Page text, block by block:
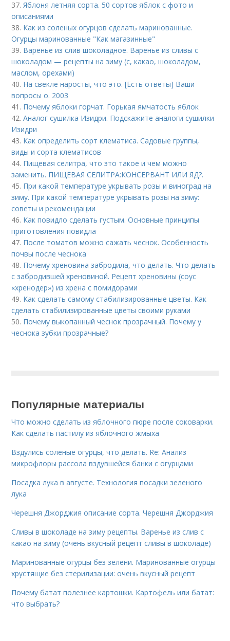
37.Яблоня летняя сорта. 50 сортов яблок с фото и
описаниями
38. Как из соленых огурцов сделать маринованные.
Огурцы маринованные "Как магазинные"
39. Варенье из слив шоколадное. Варенье из сливы с
шоколадом — рецепты на зиму (с, какао, шоколадом,
маслом, орехами)
40. На свекле наросты, что это. [Есть ответы] Ваши
вопросы о. 2003
41. Почему яблоки горчат. Горькая ямчатость яблок
42.Аналог сушилка Изидри. Подскажите аналоги сушилки
Изидри
43. Как определить сорт клематиса. Садовые группы,
виды и сорта клематисов
44. Пищевая селитра, что это такое и чем можно
заменить. ПИЩЕВАЯ СЕЛИТРА:КОНСЕРВАНТ ИЛИ ЯД?.
45. При какой температуре укрывать розы и виноград на
зиму. При какой температуре укрывать розы на зиму:
советы и рекомендации
46. Как повидло сделать густым. Основные принципы
приготовления повидла
47. После томатов можно сажать чеснок. Особенность
почвы после чеснока
48. Почему хреновина забродила, что делать. Что делать
с забродившей хреновиной. Рецепт хреновины (соус
«хренодер») из хрена с помидорами
49. Как сделать самому стабилизированные цветы. Как
сделать стабилизированные цветы своими руками
50. Почему выкопанный чеснок прозрачный. Почему у
чеснока зубки прозрачные?
Популярные материалы
Что можно сделать из яблочного пюре после соковарки.
Как сделать пастилу из яблочного жмыха
Вздулись соленые огурцы, что делать. Re: Анализ
микрофлоры рассола вздувшейся банки с огурцами
Посадка лука в августе. Технология посадки зеленого
лука
Черешня Джорджия описание сорта. Черешня Джорджия
Сливы в шоколаде на зиму рецепты. Варенье из слив с
какао на зиму (очень вкусный рецепт сливы в шоколаде)
Маринованные огурцы без зелени. Маринованные огурцы
хрустящие без стерилизации: очень вкусный рецепт
Почему батат полезнее картошки. Картофель или батат:
что выбрать?